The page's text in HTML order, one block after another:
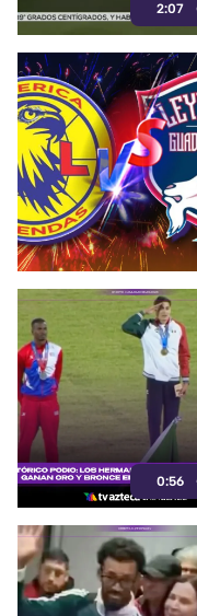
2:07
0:56